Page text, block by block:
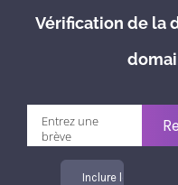
Vérification de la
Inclure les TLD